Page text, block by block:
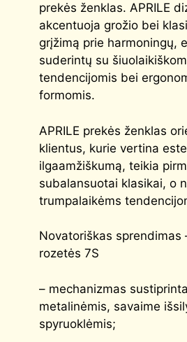
prekės ženklas. APRILE
akcentuoja grožio bei
grįžimą prie harmoningų,
suderintų su
tendencijomis bei
formomis.
APRILE prekės ženklas
klientus, kurie vertina
ilgaamžiškumą, teikia
subalansuotai klasikai, o
trumpalaikėms
Novatoriškas sprendimas
rozetės 7S
– mechanizmas
metalinėmis, savaime
spyruoklėmis;